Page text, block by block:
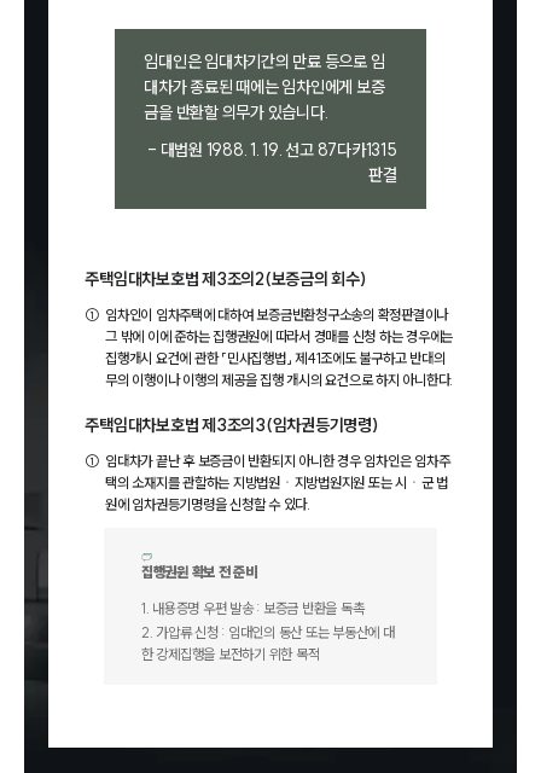
임대인은 임대차기간의 만료 등으로 임
대차가 종료된 때에는 임차인에게 보증
금을 반환할 의무가 있습니다.
- 대법원 1988. 1. 19. 선고 87다카1315
판결
주택임대차보호법 제3조의2(보증금의 회수)
① 임차인이 임차주택에 대하여 보증금반환청구소송의 확정판결이나
그 밖에 이에 준하는 집행권원에 따라서 경매를 신청 하는 경우에는
집행개시 요건에 관한 「민사집행법」 제41조에도 불구하고 반대의
무의 이행이나 이행의 제공을 집행 개시의 요건으로 하지 아니한다.
주택임대차보호법 제3조의3(임차권등기명령)
① 임대차가 끝난 후 보증금이 반환되지 아니한 경우 임차인은 임차주
택의 소재지를 관할하는 지방법원ㆍ지방법원지원 또는 시ㆍ군 법
원에 임차권등기명령을 신청할 수 있다.
집행권원 확보 전 준비
1. 내용증명 우편 발송 : 보증금 반환을 독촉
2. 가압류 신청 : 임대인의 동산 또는 부동산에 대
한 강제집행을 보전하기 위한 목적